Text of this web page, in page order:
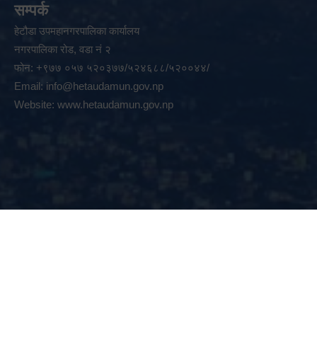
सम्पर्क
हेटौडा उपमहानगरपालिका कार्यालय
नगरपालिका रोड, वडा नं २
फोन: +९७७ ०५७ ५२०३७७/५२४६८८/५२००४४/
Email: info@hetaudamun.gov.np
Website: www.hetaudamun.gov.np